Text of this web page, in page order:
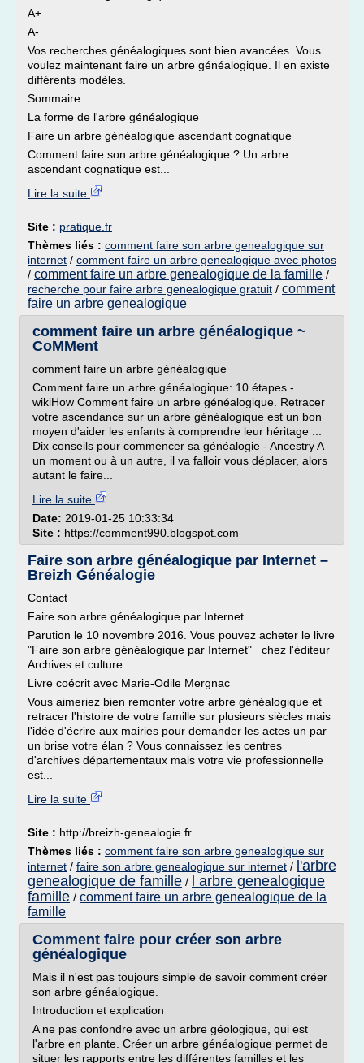
A+
A-
Vos recherches généalogiques sont bien avancées. Vous
voulez maintenant faire un arbre généalogique. Il en existe
différents modèles.
Sommaire
La forme de l'arbre généalogique
Faire un arbre généalogique ascendant cognatique
Comment faire son arbre généalogique ? Un arbre
ascendant cognatique est...
Lire la suite
Site : pratique.fr
Thèmes liés : comment faire son arbre genealogique sur
internet / comment faire un arbre genealogique avec photos
/ comment faire un arbre genealogique de la famille /
recherche pour faire arbre genealogique gratuit / comment
faire un arbre genealogique
comment faire un arbre généalogique ~
CoMMent
comment faire un arbre généalogique
Comment faire un arbre généalogique: 10 étapes -
wikiHow Comment faire un arbre généalogique. Retracer
votre ascendance sur un arbre généalogique est un bon
moyen d'aider les enfants à comprendre leur héritage ...
Dix conseils pour commencer sa généalogie - Ancestry A
un moment ou à un autre, il va falloir vous déplacer, alors
autant le faire...
Lire la suite
Date: 2019-01-25 10:33:34
Site : https://comment990.blogspot.com
Faire son arbre généalogique par Internet –
Breizh Généalogie
Contact
Faire son arbre généalogique par Internet
Parution le 10 novembre 2016. Vous pouvez acheter le livre
"Faire son arbre généalogique par Internet" chez l'éditeur
Archives et culture .
Livre coécrit avec Marie-Odile Mergnac
Vous aimeriez bien remonter votre arbre généalogique et
retracer l'histoire de votre famille sur plusieurs siècles mais
l'idée d'écrire aux mairies pour demander les actes un par
un brise votre élan ? Vous connaissez les centres
d'archives départementaux mais votre vie professionnelle
est...
Lire la suite
Site : http://breizh-genealogie.fr
Thèmes liés : comment faire son arbre genealogique sur
internet / faire son arbre genealogique sur internet / l'arbre
genealogique de famille /
l arbre genealogique
famille / comment faire un arbre genealogique de la
famille
Comment faire pour créer son arbre
généalogique
Mais il n'est pas toujours simple de savoir comment créer
son arbre généalogique.
Introduction et explication
A ne pas confondre avec un arbre géologique, qui est
l'arbre en plante. Créer un arbre généalogique permet de
situer les rapports entre les différentes familles et les